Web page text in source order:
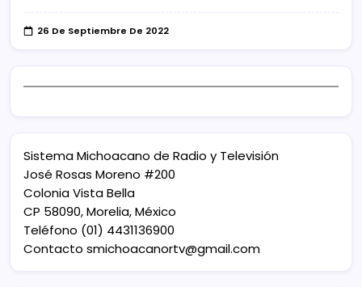
26 De Septiembre De 2022
Sistema Michoacano de Radio y Televisión
José Rosas Moreno #200
Colonia Vista Bella
CP 58090, Morelia, México
Teléfono (01) 4431136900
Contacto smichoacanortv@gmail.com